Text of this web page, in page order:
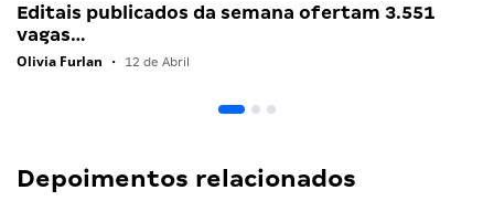
Editais publicados da semana ofertam 3.551
vagas…
Olivia Furlan • 12 de Abril
Depoimentos relacionados